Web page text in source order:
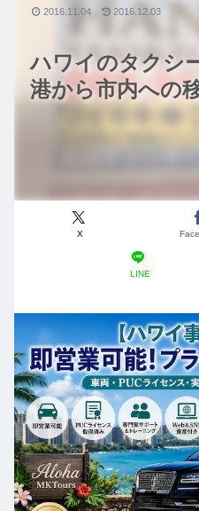
ハワイのタクシ
港から市内への
X
LINE
2016.11.04 2016.12.03